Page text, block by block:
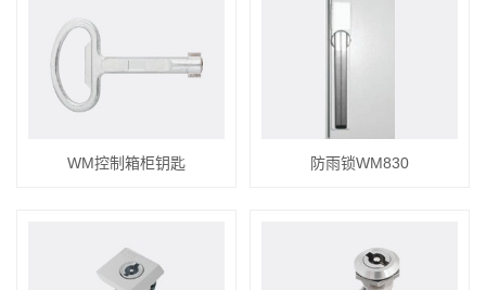
WM控制箱柜钥匙 防雨锁WM830